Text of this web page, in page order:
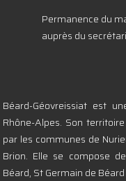
Permanence du
auprès du
Béard-Géovreissiat est
Rhône-Alpes. Son
par les communes de
Brion. Elle se compose
Béard, St Germain de